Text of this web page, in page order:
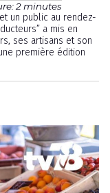
2 minutes
un public au rendez-
a mis en
ses artisans et son
première édition